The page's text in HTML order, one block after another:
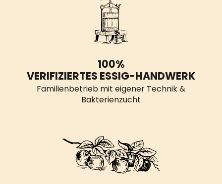
100%
VERIFIZIERTES ESSIG-HANDWERK
Familienbetrieb mit eigener Technik &
Bakterienzucht